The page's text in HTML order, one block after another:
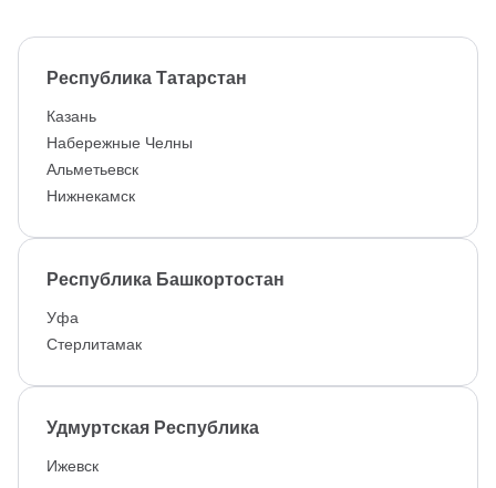
Республика Татарстан
Казань
Набережные Челны
Альметьевск
Нижнекамск
Республика Башкортостан
Уфа
Стерлитамак
Удмуртская Республика
Ижевск